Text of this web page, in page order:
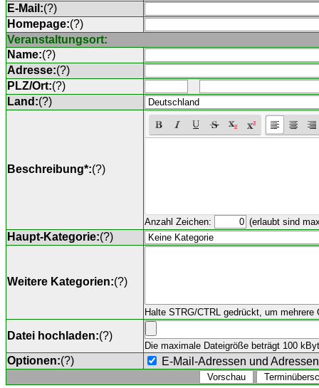
E-Mail:(?)
Homepage:(?)
Veranstaltungsort:
Name:(?)
Adresse:(?)
PLZ/Ort:(?)
Land:(?)
Beschreibung*:(?)
Anzahl Zeichen: (erlaubt sind
Haupt-Kategorie:(?)
Weitere Kategorien:(?)
Halte STRG/CTRL gedrückt, um mehrere
Datei hochladen:(?)
Die maximale Dateigröße beträgt 100
Optionen:(?) E-Mail-Adressen und